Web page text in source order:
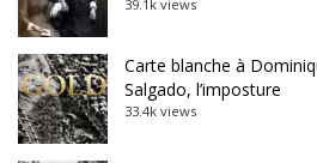
39.1k views
Carte blanche à
Salgado, l’imposture
33.4k views